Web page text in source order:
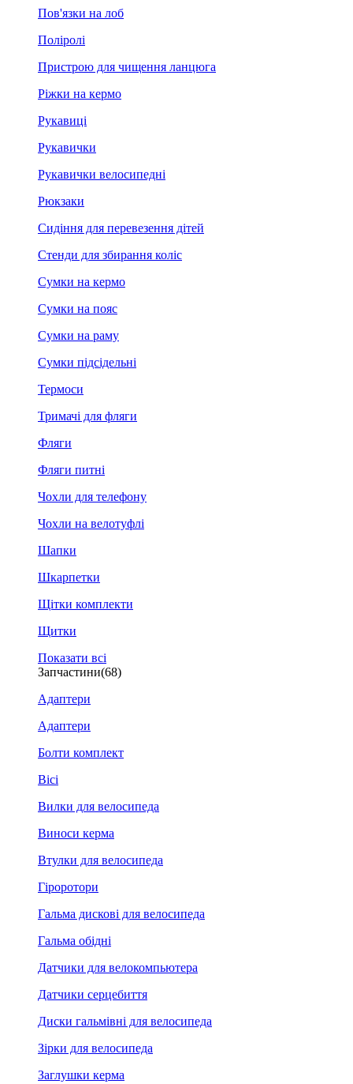
Пов'язки на лоб
Поліролі
Пристрою для чищення ланцюга
Ріжки на кермо
Рукавиці
Рукавички
Рукавички велосипедні
Рюкзаки
Сидіння для перевезення дітей
Стенди для збирання коліс
Сумки на кермо
Сумки на пояс
Сумки на раму
Сумки підсідельні
Термоси
Тримачі для фляги
Фляги
Фляги питні
Чохли для телефону
Чохли на велотуфлі
Шапки
Шкарпетки
Щітки комплекти
Щитки
Показати всі
Запчастини(68)
Адаптери
Адаптери
Болти комплект
Вісі
Вилки для велосипеда
Виноси керма
Втулки для велосипеда
Гіроротори
Гальма дискові для велосипеда
Гальма обідні
Датчики для велокомпьютера
Датчики серцебиття
Диски гальмівні для велосипеда
Зірки для велосипеда
Заглушки керма